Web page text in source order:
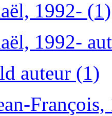
1992- (1)
1992-
auteur (1)